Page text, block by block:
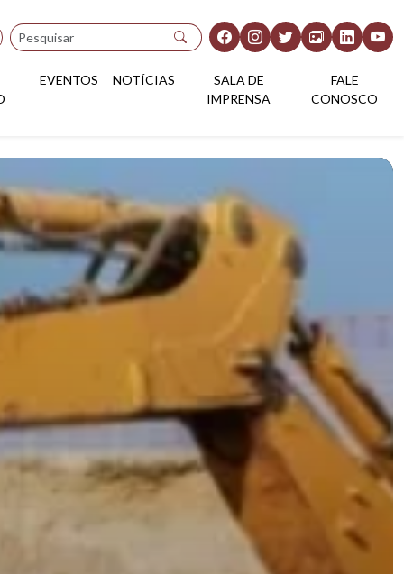
Pesquisar
EVENTOS NOTÍCIAS
SALA DE
IMPRENSA
FALE
CONOSCO